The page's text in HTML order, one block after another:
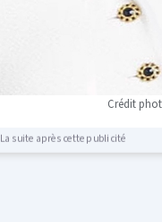
Crédit
La suite après cette publicité